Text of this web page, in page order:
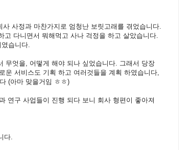
사정과 마찬가지로 엄청난 보릿고래를 겪었습니다.
다니면서 뭐해먹고 사나 걱정을 하고 살았습니다.
습니다.
무엇을, 어떻게 해야 되나 싶었습니다. 그래서 당장
운 서비스도 기획 하고 여러것들을 계획 하였습니다,
(아마 맞을거임 ㅎㅎ)
연구 사업들이 진행 되다 보니 회사 형편이 좋아져
다.